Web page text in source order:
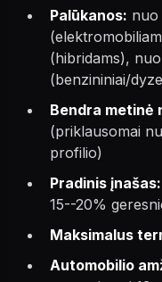
Palūkanos: nuo
(hibridams),
(benzininiai/
Bendra metinė
(priklausomai
profilio)
Pradinis įnašas:
15--20%
Maksimalus
Automobilio